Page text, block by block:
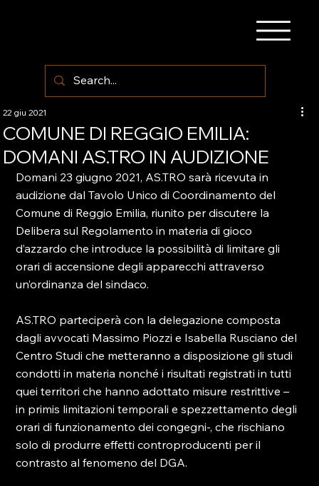
COMUNE DI REGGIO EMILIA:
DOMANI AS.TRO IN AUDIZIONE
22 giu 2021
Domani 23 giugno 2021, AS.TRO sarà ricevuta in
audizione dal Tavolo Unico di Coordinamento del
Comune di Reggio Emilia, riunito per discutere la
Delibera sul Regolamento in materia di gioco
d’azzardo che introduce la possibilità di limitare gli
orari di accensione degli apparecchi attraverso
un’ordinanza del sindaco.
AS.TRO parteciperà con la delegazione composta
dagli avvocati Massimo Piozzi e Isabella Rusciano del
Centro Studi che metteranno a disposizione gli studi
condotti in materia nonché i risultati registrati in tutti
quei territori che hanno adottato misure restrittive –
in primis limitazioni temporali e spezzettamento degli
orari di funzionamento dei congegni-, che rischiano
solo di produrre effetti controproducenti per il
contrasto al fenomeno del DGA.